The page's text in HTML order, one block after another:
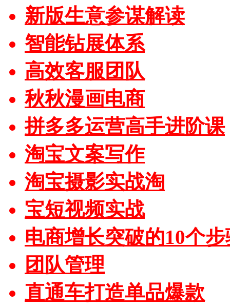
新版生意参谋解读
智能钻展体系
高效客服团队
秋秋漫画电商
拼多多运营高手进阶课
淘宝文案写作
淘宝摄影实战淘
宝短视频实战
电商增长突破的10个
团队管理
直通车打造单品爆款